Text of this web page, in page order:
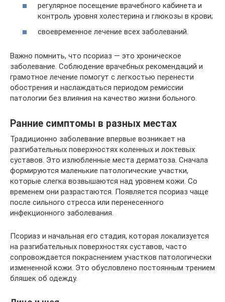
регулярное посещение врачебного кабинета и
контроль уровня холестерина и глюкозы в крови;
своевременное лечение всех заболеваний.
Важно помнить, что псориаз — это хроническое
заболевание. Соблюдение врачебных рекомендаций и
грамотное лечение помогут с легкостью перенести
обострения и наслаждаться периодом ремиссии
патологии без влияния на качество жизни больного.
Ранние симптомы в разных местах
Традиционно заболевание впервые возникает на
разгибательных поверхностях коленных и локтевых
суставов. Это излюбленные места дерматоза. Сначала
формируются маленькие патологические участки,
которые слегка возвышаются над уровнем кожи. Со
временем они разрастаются. Появляется псориаз чаще
после сильного стресса или перенесенного
инфекционного заболевания.
Псориаз и начальная его стадия, которая локализуется
на разгибательных поверхностях суставов, часто
сопровождается покраснением участков патологически
измененной кожи. Это обусловлено постоянным трением
бляшек об одежду.